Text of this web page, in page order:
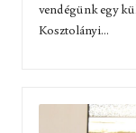
vendégünk egy
Kosztolányi...